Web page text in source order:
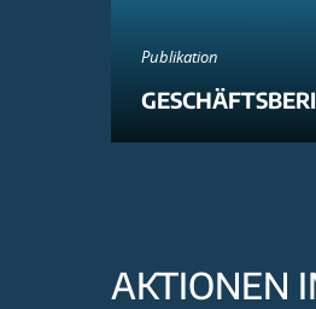
Publikation
AKTIONEN